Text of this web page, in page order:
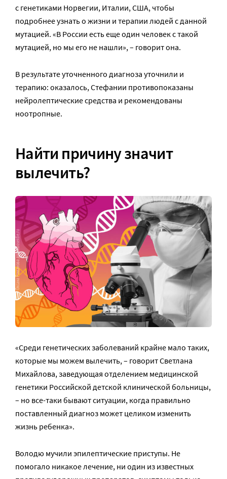
с генетиками Норвегии, Италии, США, чтобы
подробнее узнать о жизни и терапии людей с данной
мутацией. «В России есть еще один человек с такой
мутацией, но мы его не нашли», – говорит она.
В результате уточненного диагноза уточнили и
терапию: оказалось, Стефании противопоказаны
нейролептические средства и рекомендованы
ноотропные.
Найти причину значит
вылечить?
«Среди генетических заболеваний крайне мало таких,
которые мы можем вылечить, – говорит Светлана
Михайлова, заведующая отделением медицинской
генетики Российской детской клинической больницы,
– но все-таки бывают ситуации, когда правильно
поставленный диагноз может целиком изменить
жизнь ребенка».
Володю мучили эпилептические приступы. Не
помогало никакое лечение, ни один из известных